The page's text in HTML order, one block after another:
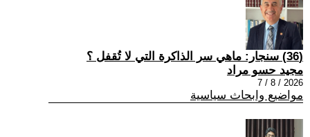
(36) سنجار: ماهي سر الذاكرة التي لا تُقفل ؟
مجيد حسو مراد
2026 / 8 / 7
مواضيع وابحاث سياسية